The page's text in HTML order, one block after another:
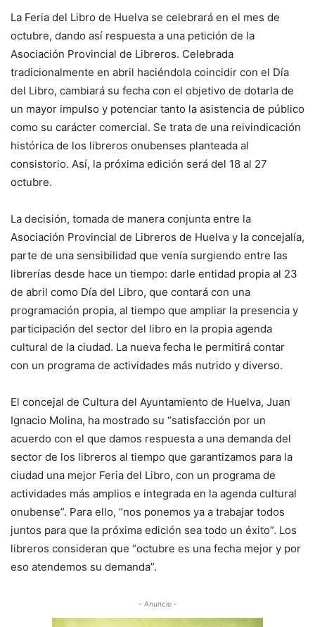
La Feria del Libro de Huelva se celebrará en el mes de
octubre, dando así respuesta a una petición de la
Asociación Provincial de Libreros. Celebrada
tradicionalmente en abril haciéndola coincidir con el Día
del Libro, cambiará su fecha con el objetivo de dotarla de
un mayor impulso y potenciar tanto la asistencia de público
como su carácter comercial. Se trata de una reivindicación
histórica de los libreros onubenses planteada al
consistorio. Así, la próxima edición será del 18 al 27
octubre.
La decisión, tomada de manera conjunta entre la
Asociación Provincial de Libreros de Huelva y la concejalía,
parte de una sensibilidad que venía surgiendo entre las
librerías desde hace un tiempo: darle entidad propia al 23
de abril como Día del Libro, que contará con una
programación propia, al tiempo que ampliar la presencia y
participación del sector del libro en la propia agenda
cultural de la ciudad. La nueva fecha le permitirá contar
con un programa de actividades más nutrido y diverso.
El concejal de Cultura del Ayuntamiento de Huelva, Juan
Ignacio Molina, ha mostrado su “satisfacción por un
acuerdo con el que damos respuesta a una demanda del
sector de los libreros al tiempo que garantizamos para la
ciudad una mejor Feria del Libro, con un programa de
actividades más amplios e integrada en la agenda cultural
onubense”. Para ello, “nos ponemos ya a trabajar todos
juntos para que la próxima edición sea todo un éxito”. Los
libreros consideran que “octubre es una fecha mejor y por
eso atendemos su demanda”.
- Anuncio -